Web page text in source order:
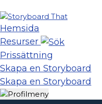
Hemsida
Resurser
Prissättning
Skapa en Storyboard
Skapa en Storyboard